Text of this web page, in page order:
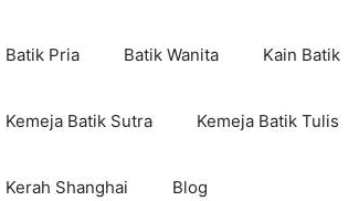
Batik Pria Batik Wanita Kain Batik
Kemeja Batik Sutra Kemeja Batik Tulis
Kerah Shanghai Blog